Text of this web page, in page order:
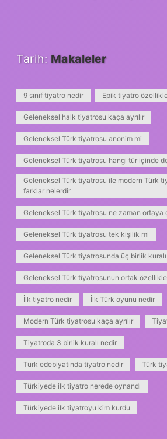
Tarih: Makaleler
9 sınıf tiyatro nedir Epik tiyatro
Geleneksel halk tiyatrosu kaça ayrılır
Geleneksel Türk tiyatrosu anonim mi
Geleneksel Türk tiyatrosu hangi tür içinde
Geleneksel Türk tiyatrosu ile modern Türk
farklar nelerdir
Geleneksel Türk tiyatrosu ne zaman ortaya
Geleneksel Türk tiyatrosu tek kişilik mi
Geleneksel Türk tiyatrosunda üç birlik kuralı
Geleneksel Türk tiyatrosunun ortak
İlk tiyatro nedir İlk Türk oyunu nedir
Modern Türk tiyatrosu kaça ayrılır
Tiyatroda 3 birlik kuralı nedir
Türk edebiyatında tiyatro nedir Türk
Türkiyede ilk tiyatro nerede oynandı
Türkiyede ilk tiyatroyu kim kurdu